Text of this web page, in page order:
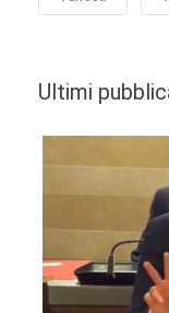
Ultimi